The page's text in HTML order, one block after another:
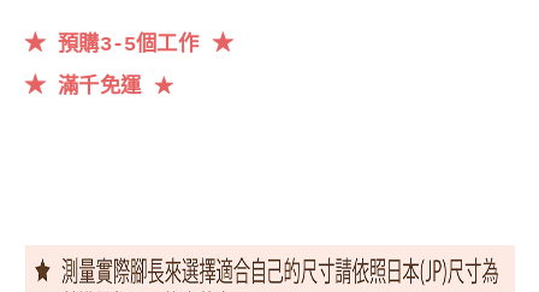
★ 預購3-5個工作★
★ 滿千免運 ★